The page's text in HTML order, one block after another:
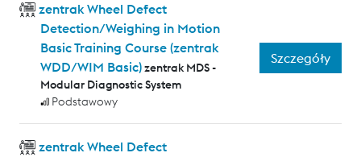
zentrak Wheel Defect
Detection/Weighing in Motion
Basic Training Course (zentrak
WDD/WIM Basic)zentrak MDS -
Modular Diagnostic System
Podstawowy
Szczegóły
zentrak Wheel Defect